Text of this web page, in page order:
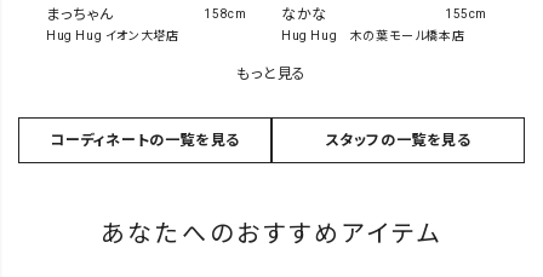
まっちゃん
Hug Hug イオン大塔店
158cm なかな
Hug Hug 木の葉モール橋本店
155cm
もっと見る
コーディネートの一覧を見る スタッフの一覧を見る
あなたへのおすすめアイテム